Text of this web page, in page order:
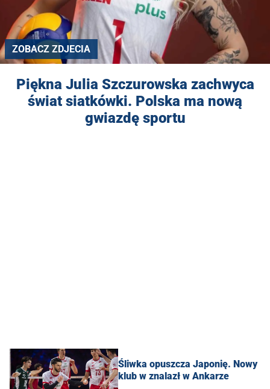
ZOBACZ ZDJECIA
Piękna Julia Szczurowska zachwyca
świat siatkówki. Polska ma nową
gwiazdę sportu
Śliwka opuszcza Japonię. Nowy
klub w znalazł w Ankarze